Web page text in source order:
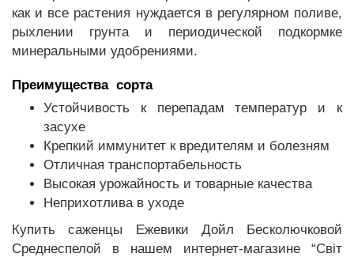
как и все растения нуждается в регулярном поливе,
рыхлении грунта и периодической подкормке
минеральными удобрениями.
Преимущества сорта
Устойчивость к перепадам температур и к
засухе
Крепкий иммунитет к вредителям и болезням
Отличная транспортабельность
Высокая урожайность и товарные качества
Неприхотлива в уходе
Купить саженцы Ежевики Дойл Бесколючковой
Среднеспелой в нашем интернет-магазине “Світ